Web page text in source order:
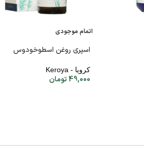
اتمام موجودی
اسپری روغن اسطوخودوس
کرویا - Keroya
49,000تومان